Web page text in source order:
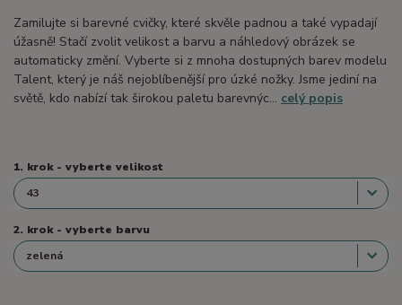
Zamilujte si barevné cvičky, které skvěle padnou a také vypadají
úžasně! Stačí zvolit velikost a barvu a náhledový obrázek se
automaticky změní. Vyberte si z mnoha dostupných barev modelu
Talent, který je náš nejoblíbenější pro úzké nožky. Jsme jediní na
světě, kdo nabízí tak širokou paletu barevnýc... celý popis
1. krok - vyberte velikost
2. krok - vyberte barvu